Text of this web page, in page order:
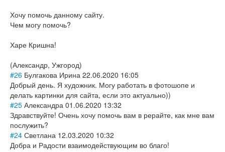
Хочу помочь данному сайту.
Чем могу помочь?
Харе Кришна!
(Александр, Ужгород)
#26 Булгакова Ирина 22.06.2020 16:05
Добрый день. Я художник. Могу работать в фотошопе и
делать картинки для сайта, если это актуально))
#25 Александра 01.06.2020 13:32
Здравствуйте! Очень хочу помочь вам в рерайте, как мне вам
послужить?
#24 Светлана 12.03.2020 10:32
Добра и Радости взаимодействующим во благо!